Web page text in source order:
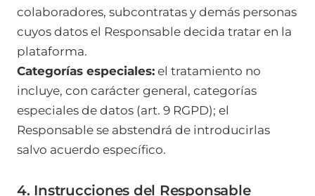
colaboradores, subcontratas y demás personas
cuyos datos el Responsable decida tratar en la
plataforma.
Categorías especiales: el tratamiento no
incluye, con carácter general, categorías
especiales de datos (art. 9 RGPD); el
Responsable se abstendrá de introducirlas
salvo acuerdo específico.
4. Instrucciones del Responsable